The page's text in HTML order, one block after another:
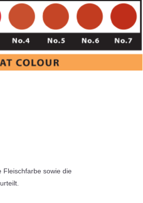
Fleischfarbe sowie die